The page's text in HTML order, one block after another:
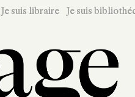
Je suis libraire Je suis